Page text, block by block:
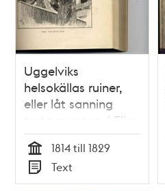
Uggelviks
helsokällas ruiner,
eller låt sanning
tysta munnen / Elias
Emanuel Mallén
Tid
1814 till 1829
Typ
Text